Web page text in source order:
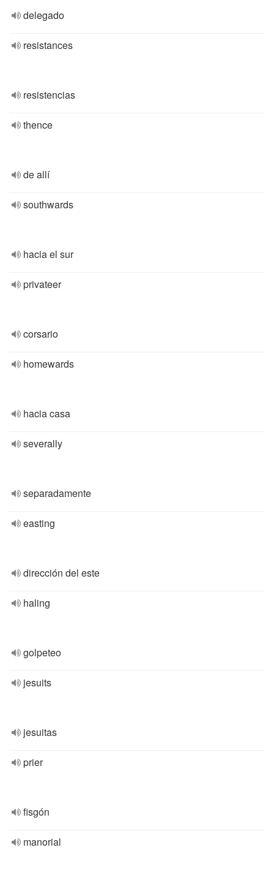
delegado
resistances
resistencias
thence
de allí
southwards
hacia el sur
privateer
corsario
homewards
hacia casa
severally
separadamente
easting
dirección del este
haling
golpeteo
jesuits
jesuitas
prier
fisgón
manorial